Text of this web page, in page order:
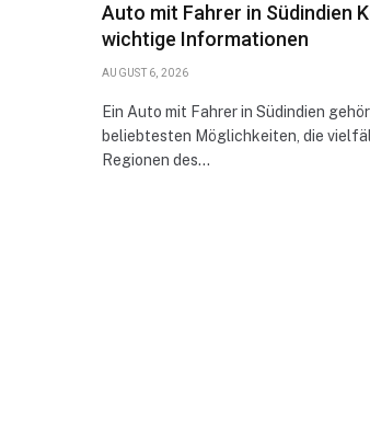
Auto mit Fahrer in Südindien
wichtige Informationen
AUGUST 6, 2026
Ein Auto mit Fahrer in Südindien
beliebtesten Möglichkeiten, die
Regionen des…